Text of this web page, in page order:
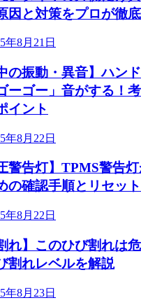
因と対策をプロが徹
年8月21日
の振動・異音】ハン
ーゴー」音がする！
イント
年8月22日
警告灯】TPMS警告
の確認手順とリセッ
年8月22日
れ】このひび割れは
割れレベルを解説
年8月23日